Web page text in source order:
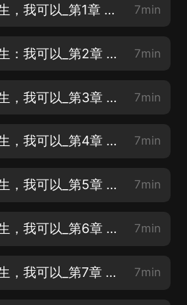
天降萌寶：靳先生，我可以_第1章 孩子不要了？ 7min
天降萌寶：靳先生：我可以_第2章 我不是你媽媽啊！ 7min
天降萌寶：靳先生，我可以_第3章 蘇蘇 7min
天降萌寶：靳先生，我可以_第4章 只要把他伺候好了 7min
天降萌寶：靳先生，我可以_第5章 怎麼，你認識？ 7min
天降萌寶：靳先生，我可以_第6章 一切都在好起來 7min
天降萌寶：靳先生，我可以_第7章 土包子數學老師蘇夏 7min